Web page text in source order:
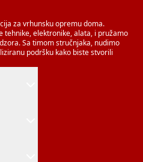
za vrhunsku opremu doma.
tehnike, elektronike, alata, i pružamo
Sa timom stručnjaka, nudimo
podršku kako biste stvorili